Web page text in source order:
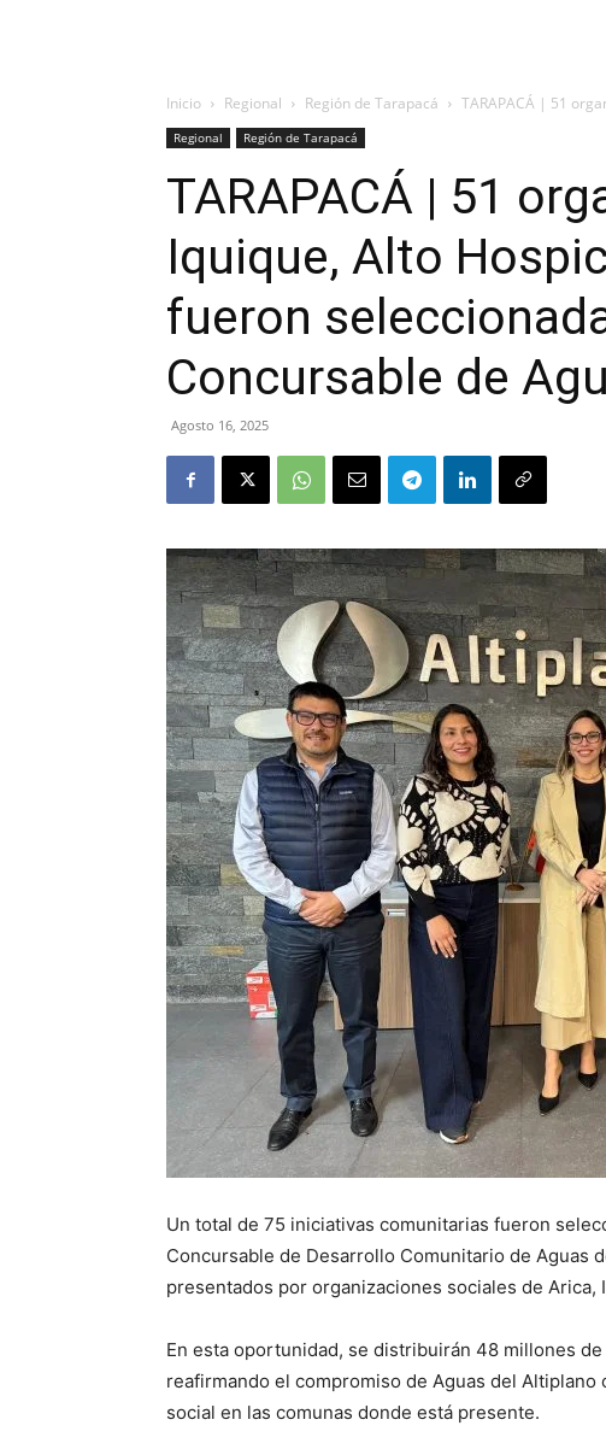
Inicio Regional Región de Tarapacá TARAPACÁ | 51
Regional Región de Tarapacá
TARAPACÁ | 51
Iquique, Alto
fueron
Concursable de
Agosto 16, 2025
Un total de 75 iniciativas comunitarias fueron
Concursable de Desarrollo Comunitario de Aguas
presentados por organizaciones sociales de Arica,
En esta oportunidad, se distribuirán 48 millones
reafirmando el compromiso de Aguas del
social en las comunas donde está presente.